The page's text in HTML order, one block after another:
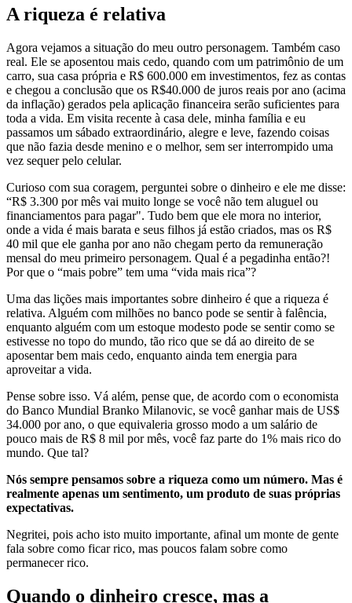
A riqueza é relativa
Agora vejamos a situação do meu outro personagem. Também caso
real. Ele se aposentou mais cedo, quando com um patrimônio de um
carro, sua casa própria e R$ 600.000 em investimentos, fez as contas
e chegou a conclusão que os R$40.000 de juros reais por ano (acima
da inflação) gerados pela aplicação financeira serão suficientes para
toda a vida. Em visita recente à casa dele, minha família e eu
passamos um sábado extraordinário, alegre e leve, fazendo coisas
que não fazia desde menino e o melhor, sem ser interrompido uma
vez sequer pelo celular.
Curioso com sua coragem, perguntei sobre o dinheiro e ele me disse:
“R$ 3.300 por mês vai muito longe se você não tem aluguel ou
financiamentos para pagar". Tudo bem que ele mora no interior,
onde a vida é mais barata e seus filhos já estão criados, mas os R$
40 mil que ele ganha por ano não chegam perto da remuneração
mensal do meu primeiro personagem. Qual é a pegadinha então?!
Por que o “mais pobre” tem uma “vida mais rica”?
Uma das lições mais importantes sobre dinheiro é que a riqueza é
relativa. Alguém com milhões no banco pode se sentir à falência,
enquanto alguém com um estoque modesto pode se sentir como se
estivesse no topo do mundo, tão rico que se dá ao direito de se
aposentar bem mais cedo, enquanto ainda tem energia para
aproveitar a vida.
Pense sobre isso. Vá além, pense que, de acordo com o economista
do Banco Mundial Branko Milanovic, se você ganhar mais de US$
34.000 por ano, o que equivaleria grosso modo a um salário de
pouco mais de R$ 8 mil por mês, você faz parte do 1% mais rico do
mundo. Que tal?
Nós sempre pensamos sobre a riqueza como um número. Mas é
realmente apenas um sentimento, um produto de suas próprias
expectativas.
Negritei, pois acho isto muito importante, afinal um monte de gente
fala sobre como ficar rico, mas poucos falam sobre como
permanecer rico.
Quando o dinheiro cresce, mas a